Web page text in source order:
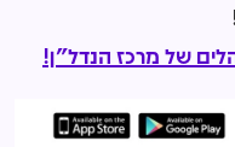
של מרכז הנדל"ן!